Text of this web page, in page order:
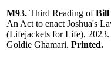
M93. Third Reading ofBill
An Act to enact Joshua's
(Lifejackets for Life), 2023.
Goldie Ghamari. Printed.